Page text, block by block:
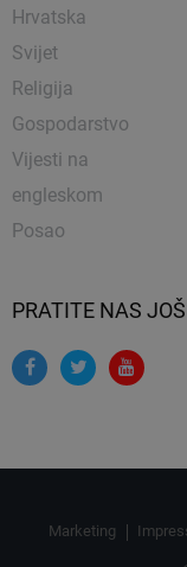
Hrvatska
Svijet
Religija
Gospodarstvo
Vijesti na
engleskom
Posao
PRATITE NAS
Marketing